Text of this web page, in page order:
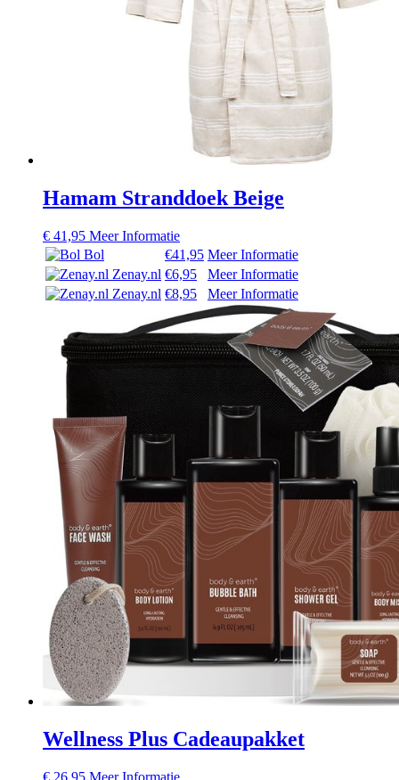
Hamam Stranddoek Beige
€ 41,95 Meer Informatie
Bol
€41,95 Meer Informatie
Zenay.nl €6,95
Meer Informatie
Zenay.nl €8,95 Meer Informatie
Wellness Plus Cadeaupakket
€ 26,95 Meer Informatie